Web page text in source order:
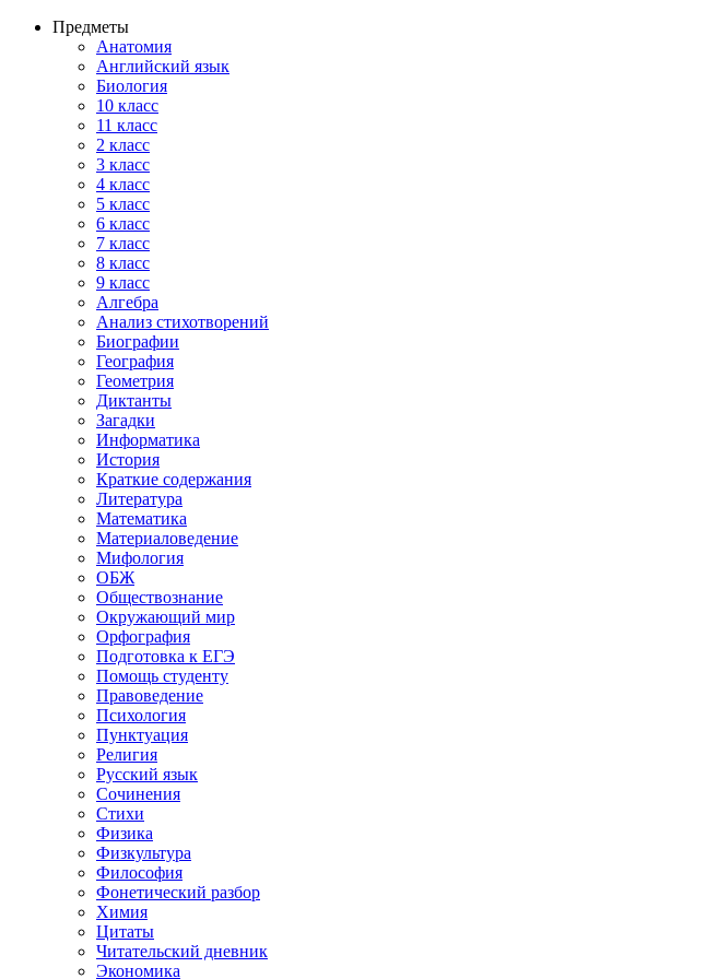
Предметы
Анатомия
Английский язык
Биология
10 класс
11 класс
2 класс
3 класс
4 класс
5 класс
6 класс
7 класс
8 класс
9 класс
Алгебра
Анализ стихотворений
Биографии
География
Геометрия
Диктанты
Загадки
Информатика
История
Краткие содержания
Литература
Математика
Материаловедение
Мифология
ОБЖ
Обществознание
Окружающий мир
Орфография
Подготовка к ЕГЭ
Помощь студенту
Правоведение
Психология
Пунктуация
Религия
Русский язык
Сочинения
Стихи
Физика
Физкультура
Философия
Фонетический разбор
Химия
Цитаты
Читательский дневник
Экономика